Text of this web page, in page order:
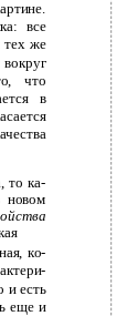
все
тех же
что
в
то ка­
новом
ко­
и есть
еще и